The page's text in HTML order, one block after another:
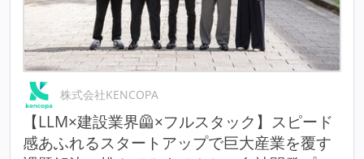
株式会社KENCOPA
【LLM×建設業界🦺×フルスタック】スピード
感あふれるスタートアップで巨大産業を覆す